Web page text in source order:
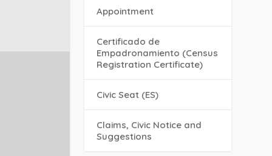
Appointment
Certificado de
Empadronamiento (Census
Registration Certificate)
Civic Seat (ES)
Claims, Civic Notice and
Suggestions